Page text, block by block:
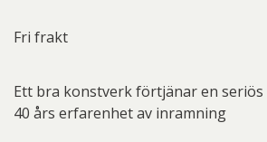
Fri frakt
Ett bra konstverk förtjänar en
40 års erfarenhet av inramning